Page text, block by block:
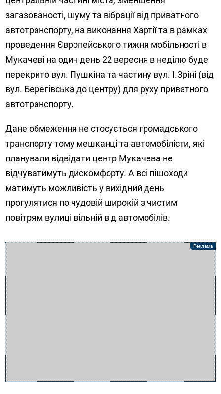
загазованості, шуму та вібрації від приватного
автотранспорту, на виконання Хартії та в рамках
проведення Європейського тижня мобільності в
Мукачеві на один день 22 вересня в неділю буде
перекрито вул. Пушкіна та частину вул. І.Зріні (від
вул. Берегівська до центру) для руху приватного
автотранспорту.
Дане обмеження не стосується громадського
транспорту тому мешканці та автомобілісти, які
планували відвідати центр Мукачева не
відчуватимуть дискомфорту. А всі пішоходи
матимуть можливість у вихідний день
прогулятися по чудовій широкій з чистим
повітрям вулиці вільній від автомобілів.